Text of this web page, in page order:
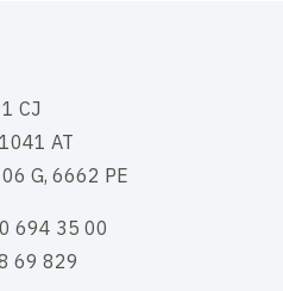
CJ
AT
G, 6662 PE
694 35 00
69 829